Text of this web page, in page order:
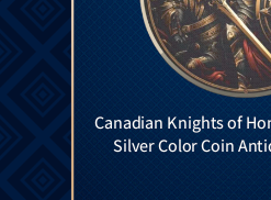
Canadian Knights of
Silver Color Coin